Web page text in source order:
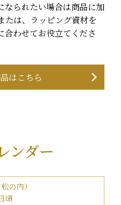
なられたい場合は商品に加
たは、ラッピング資材を
合わせてお役立てくださ
はこちら
ンダー
の内）
頃